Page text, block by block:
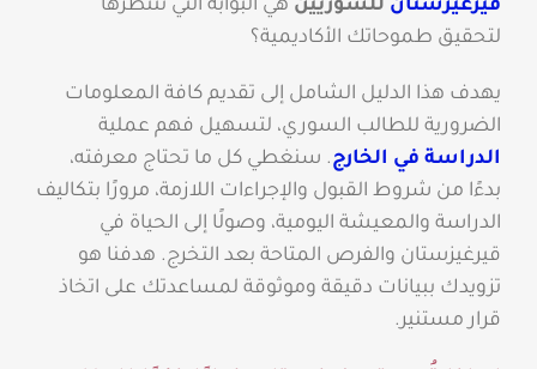
قيرغيزستان للسوريين هي البوابة التي تنتظرها
لتحقيق طموحاتك الأكاديمية؟
يهدف هذا الدليل الشامل إلى تقديم كافة المعلومات
الضرورية للطالب السوري، لتسهيل فهم عملية
الدراسة في الخارج. سنغطي كل ما تحتاج معرفته،
بدءًا من شروط القبول والإجراءات اللازمة، مرورًا بتكاليف
الدراسة والمعيشة اليومية، وصولًا إلى الحياة في
قيرغيزستان والفرص المتاحة بعد التخرج. هدفنا هو
تزويدك ببيانات دقيقة وموثوقة لمساعدتك على اتخاذ
قرار مستنير.